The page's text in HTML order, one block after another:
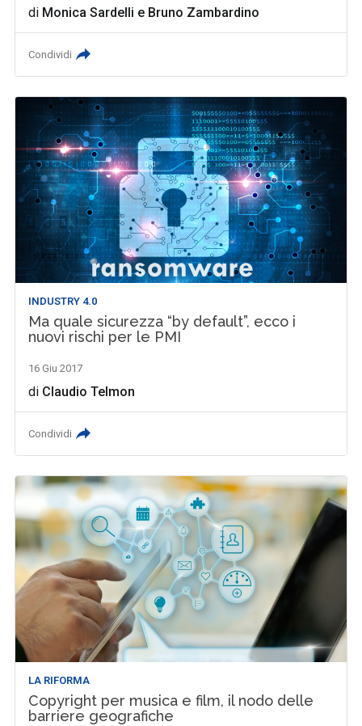
di Monica Sardelli e Bruno Zambardino
Condividi
INDUSTRY 4.0
Ma quale sicurezza “by default”, ecco i
nuovi rischi per le PMI
16 Giu 2017
di Claudio Telmon
Condividi
LA RIFORMA
Copyright per musica e film, il nodo delle
barriere geografiche